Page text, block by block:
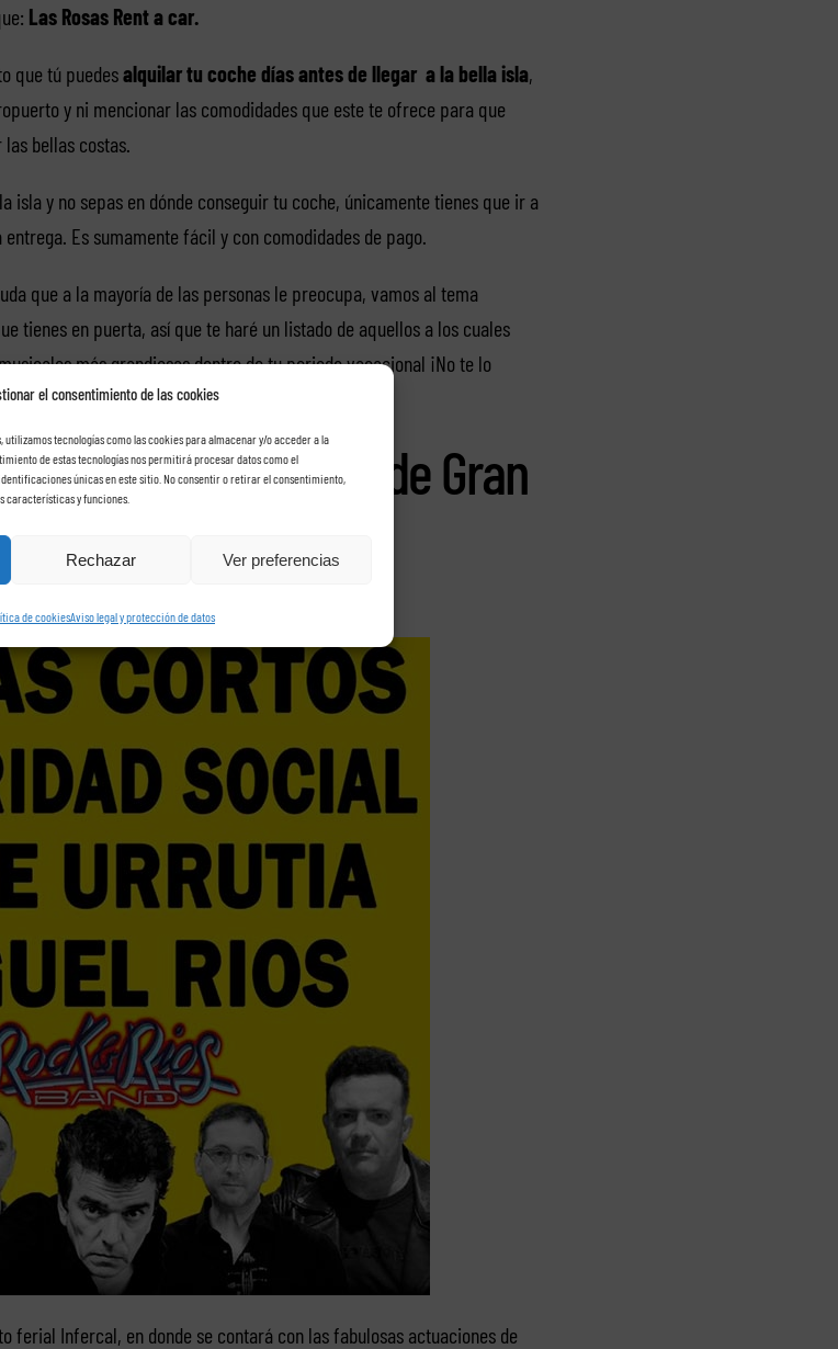
el consentimiento de las cookies
tecnologías como las cookies para almacenar y/o acceder a la
de estas tecnologías nos permitirá procesar datos como el
únicas en este sitio. No consentir o retirar el consentimiento,
características y funciones.
Rechazar Ver preferencias
de cookiesAviso legal y protección de datos
Las Rosas Rent a car.
que tú puedesalquilar tu coche días antes de llegar a la bella isla,
y ni mencionar las comodidades que este te ofrece para que
bellas costas.
isla y no sepas en dónde conseguir tu coche, únicamente tienes que ir a
Es sumamente fácil y con comodidades de pago.
que a la mayoría de las personas le preocupa, vamos al tema
tienes en puerta, así que te haré un listado de aquellos a los cuales
más grandiosas dentro de tu periodo vacacional ¡No te lo
junio, Las Palmas de Gran
ferial Infercal, en donde se contará con las fabulosas actuaciones de